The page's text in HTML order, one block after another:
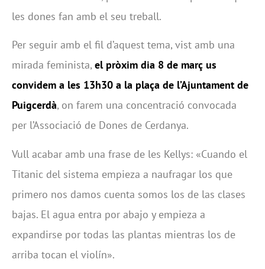
les dones fan amb el seu treball.
Per seguir amb el fil d’aquest tema, vist amb una
mirada feminista, el pròxim dia 8 de març us
convidem a les 13h30 a la plaça de l’Ajuntament de
Puigcerdà, on farem una concentració convocada
per l’Associació de Dones de Cerdanya.
Vull acabar amb una frase de les Kellys: «Cuando el
Titanic del sistema empieza a naufragar los que
primero nos damos cuenta somos los de las clases
bajas. El agua entra por abajo y empieza a
expandirse por todas las plantas mientras los de
arriba tocan el violín».